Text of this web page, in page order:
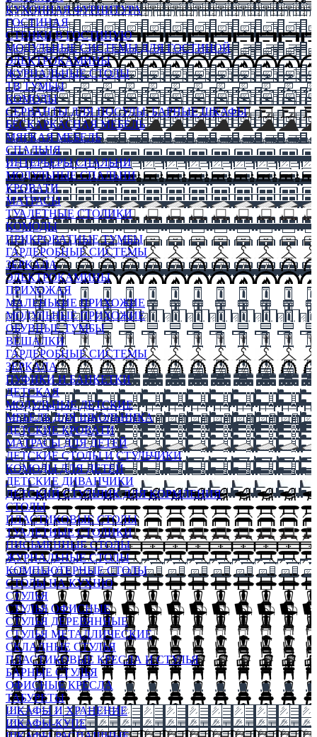
КУХОННАЯ ФУРНИТУРА
ГОСТИНАЯ
СТЕНКИ В ГОСТИНУЮ
МОДУЛЬНЫЕ СИСТЕМЫ ДЛЯ ГОСТИНОЙ
ЭЛЕКТРОКАМИНЫ
ЖУРНАЛЬНЫЕ СТОЛЫ
ТВ ТУМБЫ
КОМОДЫ
СЕРВАНТЫ ДЛЯ ПОСУДЫ, БАРНЫЕ ШКАФЫ
БЕСКАРКАСНАЯ МЕБЕЛЬ
МЯГКАЯ МЕБЕЛЬ
СПАЛЬНЯ
ИНТЕРЬЕРЫ СПАЛЬНИ
МОДУЛЬНЫЕ СПАЛЬНИ
КРОВАТИ
МАТРАСЫ
ТУАЛЕТНЫЕ СТОЛИКИ
КОМОДЫ
ПРИКРОВАТНЫЕ ТУМБЫ
ГАРДЕРОБНЫЕ СИСТЕМЫ
ЗЕРКАЛА
ЭЛЕКТРОКАМИНЫ
ПРИХОЖАЯ
МАЛЕНЬКИЕ ПРИХОЖИЕ
МОДУЛЬНЫЕ ПРИХОЖИЕ
ОБУВНЫЕ ТУМБЫ
ВЕШАЛКИ
ГАРДЕРОБНЫЕ СИСТЕМЫ
ЗЕРКАЛА
ПУФИКИ И БАНКЕТКИ
ДЕТСКАЯ
МОДУЛЬНЫЕ ДЕТСКИЕ
МЕБЕЛЬ ДЛЯ ШКОЛЬНИКА
ДЕТСКИЕ КРОВАТИ
МАТРАСЫ ДЛЯ ДЕТЕЙ
ДЕТСКИЕ СТОЛЫ И СТУЛЬЧИКИ
КОМОДЫ ДЛЯ ДЕТЕЙ
ДЕТСКИЕ ДИВАНЧИКИ
ДЕТСКИЙ СТУЛЬЧИК ДЛЯ КОРМЛЕНИЯ
СТОЛЫ
ПЛАСТИКОВЫЕ СТОЛЫ
ТУАЛЕТНЫЕ СТОЛИКИ
ПИСЬМЕННЫЕ СТОЛЫ
ЖУРНАЛЬНЫЕ СТОЛЫ
КОМПЬЮТЕРНЫЕ СТОЛЫ
СТОЛЫ НА КУХНЮ
СТУЛЬЯ
СТУЛЬЯ ОФИСНЫЕ
СТУЛЬЯ ДЕРЕВЯННЫЕ
СТУЛЬЯ МЕТАЛЛИЧЕСКИЕ
СКЛАДНЫЕ СТУЛЬЯ
ПЛАСТИКОВЫЕ КРЕСЛА И СТУЛЬЯ
БАРНЫЕ СТУЛЬЯ
ОФИСНЫЕ КРЕСЛА
ТАБУРЕТЫ
ШКАФЫ И ХРАНЕНИЕ
ШКАФЫ-КУПЕ